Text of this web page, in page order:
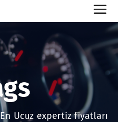
Ucuz expertiz fiyatları